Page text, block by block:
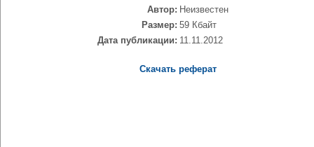
Автор: Неизвестен
Размер: 59 Кбайт
Дата публикации: 11.11.2012
Скачать реферат